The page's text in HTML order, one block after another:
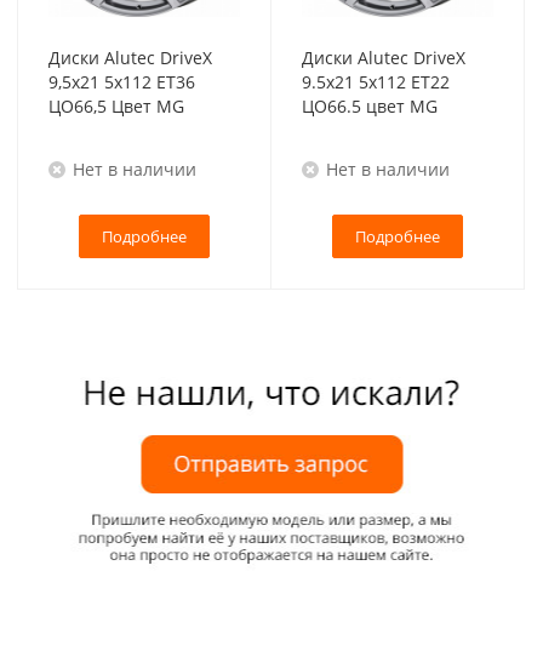
Диски Alutec DriveX
9,5x21 5x112 ET36
ЦО66,5 Цвет MG
Нет в наличии
Подробнее
Диски Alutec DriveX
9.5x21 5x112 ET22
ЦО66.5 цвет MG
Нет в наличии
Подробнее